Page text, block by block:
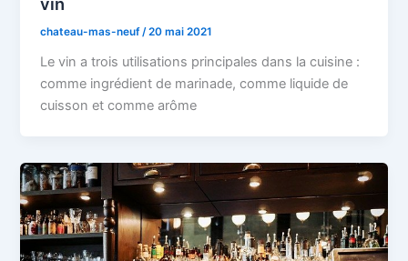
vin
chateau-mas-neuf/20 mai 2021
Le vin a trois utilisations principales dans la cuisine :
comme ingrédient de marinade, comme liquide de
cuisson et comme arôme